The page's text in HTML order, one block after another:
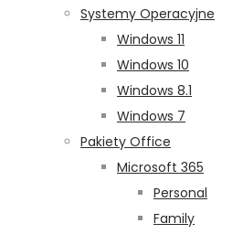
Systemy Operacyjne
Windows 11
Windows 10
Windows 8.1
Windows 7
Pakiety Office
Microsoft 365
Personal
Family